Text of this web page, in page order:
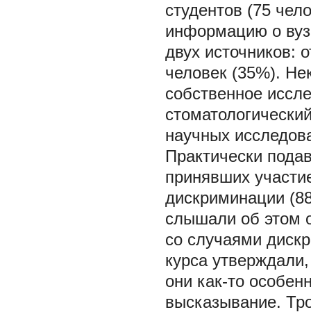
студентов (75
информацию о
двух источников:
человек (35%).
собственное
научных
Практически
принявших
дискриминации
слышали об этом
со случаями
курса
они как-то
высказывание.